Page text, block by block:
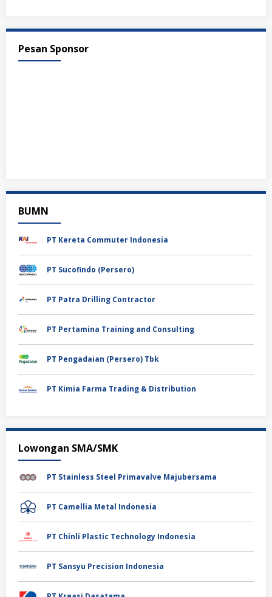
Pesan Sponsor
BUMN
PT Kereta Commuter Indonesia
PT Sucofindo (Persero)
PT Patra Drilling Contractor
PT Pertamina Training and Consulting
PT Pengadaian (Persero) Tbk
PT Kimia Farma Trading & Distribution
Lowongan SMA/SMK
PT Stainless Steel Primavalve Majubersama
PT Camellia Metal Indonesia
PT Chinli Plastic Technology Indonesia
PT Sansyu Precision Indonesia